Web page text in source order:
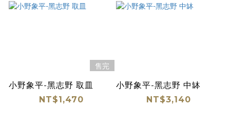
售完
小野象平-黑志野 取皿
NT$1,470
小野象平-黑志野 中缽
NT$3,140